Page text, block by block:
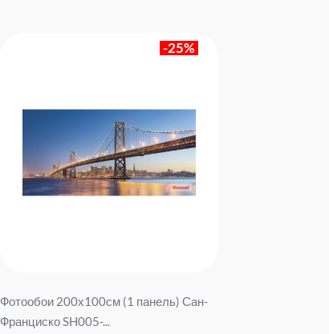
-25%
Фотообои 200х100см (1 панель) Сан-
Франциско SH005-...